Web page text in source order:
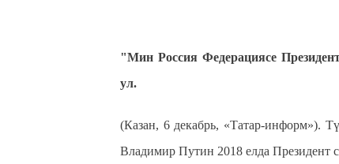
"Мин Россия Федерациясе
ул.
(Казан, 6 декабрь, «Татар-информ»).
Владимир Путин 2018 елда Президент